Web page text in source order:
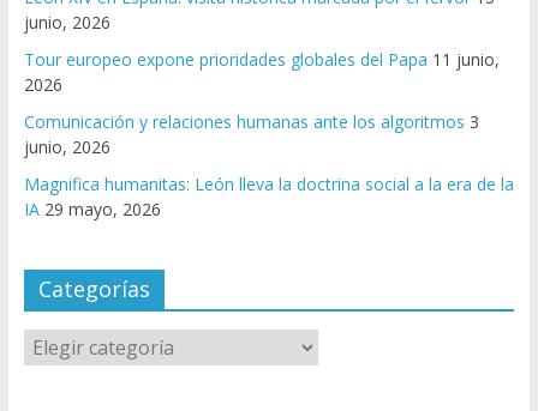
junio, 2026
Tour europeo expone prioridades globales del Papa 11 junio,
2026
Comunicación y relaciones humanas ante los algoritmos 3
junio, 2026
Magnifica humanitas: León lleva la doctrina social a la era de la
IA 29 mayo, 2026
Categorías